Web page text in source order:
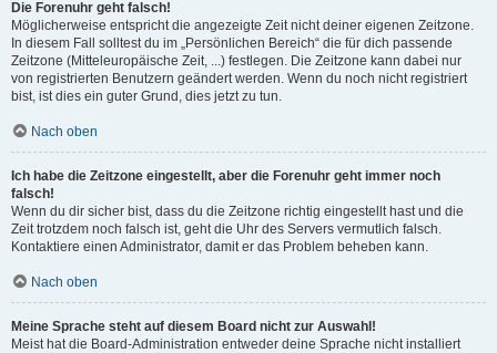
Die Forenuhr geht falsch!
Möglicherweise entspricht die angezeigte Zeit nicht deiner eigenen Zeitzone.
In diesem Fall solltest du im „Persönlichen Bereich“ die für dich passende
Zeitzone (Mitteleuropäische Zeit, ...) festlegen. Die Zeitzone kann dabei nur
von registrierten Benutzern geändert werden. Wenn du noch nicht registriert
bist, ist dies ein guter Grund, dies jetzt zu tun.
Nach oben
Ich habe die Zeitzone eingestellt, aber die Forenuhr geht immer noch
falsch!
Wenn du dir sicher bist, dass du die Zeitzone richtig eingestellt hast und die
Zeit trotzdem noch falsch ist, geht die Uhr des Servers vermutlich falsch.
Kontaktiere einen Administrator, damit er das Problem beheben kann.
Nach oben
Meine Sprache steht auf diesem Board nicht zur Auswahl!
Meist hat die Board-Administration entweder deine Sprache nicht installiert